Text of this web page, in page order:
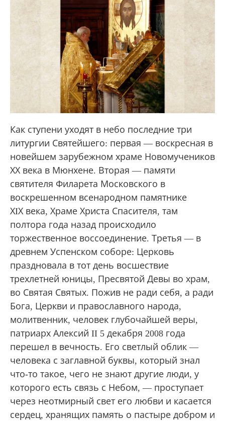
Как ступени уходят в небо последние три
литургии Святейшего: первая — воскресная в
новейшем зарубежном храме Новомучеников
ХХ века в Мюнхене. Вторая — памяти
святителя Филарета Московского в
воскрешенном всенародном памятнике
ХIХ века, Храме Христа Спасителя, там
полтора года назад происходило
торжественное воссоединение. Третья — в
древнем Успенском соборе: Церковь
праздновала в тот день восшествие
трехлетней юницы, Пресвятой Девы во храм,
во Святая Святых. Пожив не ради себя, а ради
Бога, Церкви и православного народа,
молитвенник, человек глубочайшей веры,
патриарх Алексий II 5 декабря 2008 года
перешел в вечность. Его светлый облик —
человека с заглавной буквы, который знал
что-то такое, чего не знают другие люди, у
которого есть связь с Небом, — проступает
через неотмирный свет его любви и касается
сердец, хранящих память о пастыре добром и